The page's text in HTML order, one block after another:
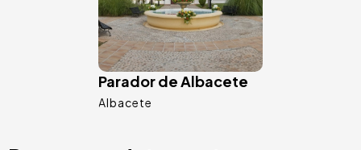
Parador de Albacete
Albacete